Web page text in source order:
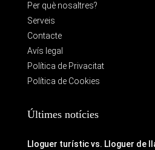
Per què nosaltres?
Serveis
Contacte
Avís legal
Política de Privacitat
Política de Cookies
Últimes notícies
Lloguer turístic vs. Lloguer de